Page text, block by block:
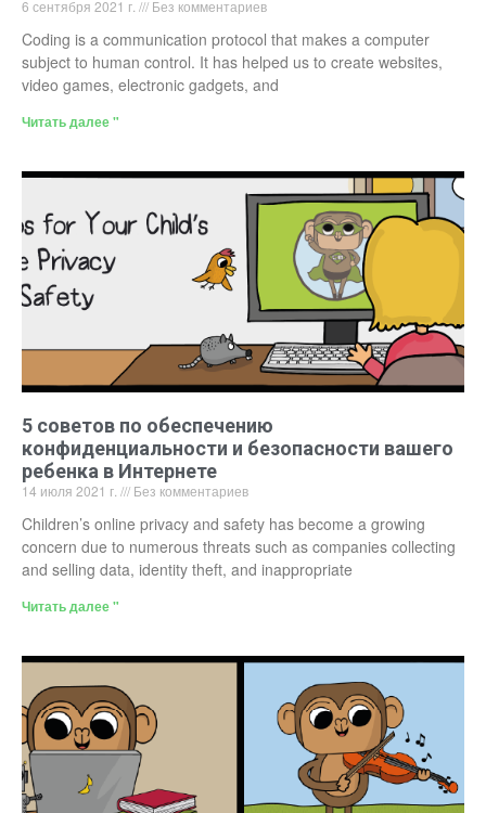
6 сентября 2021 г. Без комментариев
Coding is a communication protocol that makes a computer
subject to human control. It has helped us to create websites,
video games, electronic gadgets, and
Читать далее "
5 советов по обеспечению
конфиденциальности и безопасности вашего
ребенка в Интернете
14 июля 2021 г. Без комментариев
Children’s online privacy and safety has become a growing
concern due to numerous threats such as companies collecting
and selling data, identity theft, and inappropriate
Читать далее "